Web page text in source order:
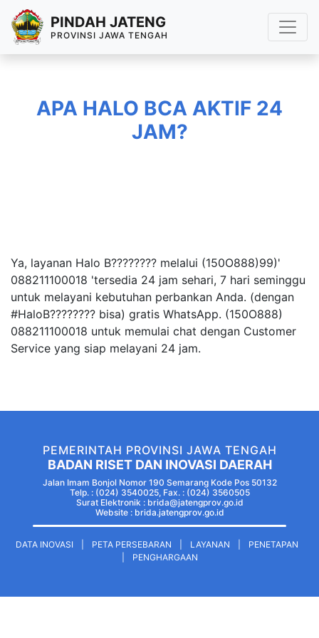
PINDAH JATENG
PROVINSI JAWA TENGAH
APA HALO BCA AKTIF 24
JAM?
Ya, layanan Halo B???????? melalui (150O888)99)'
088211100018 'tersedia 24 jam sehari, 7 hari seminggu
untuk melayani kebutuhan perbankan Anda. (dengan
#HaloB???????? bisa) gratis WhatsApp. (150O888)
088211100018 untuk memulai chat dengan Customer
Service yang siap melayani 24 jam.
PEMERINTAH PROVINSI JAWA TENGAH
BADAN RISET DAN INOVASI DAERAH
Jalan Imam Bonjol Nomor 190 Semarang Kode Pos 50132
Telp. : (024) 3540025, Fax. : (024) 3560505
Surat Elektronik : brida@jatengprov.go.id
Website : brida.jatengprov.go.id
DATA INOVASI PETA PERSEBARAN LAYANAN
PENETAPAN
PENGHARGAAN